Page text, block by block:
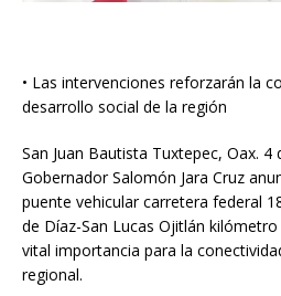
• Las intervenciones reforzarán la
desarrollo social de la región
San Juan Bautista Tuxtepec, Oax. 4
Gobernador Salomón Jara Cruz
puente vehicular carretera federal
de Díaz-San Lucas Ojitlán
vital importancia para la
regional.